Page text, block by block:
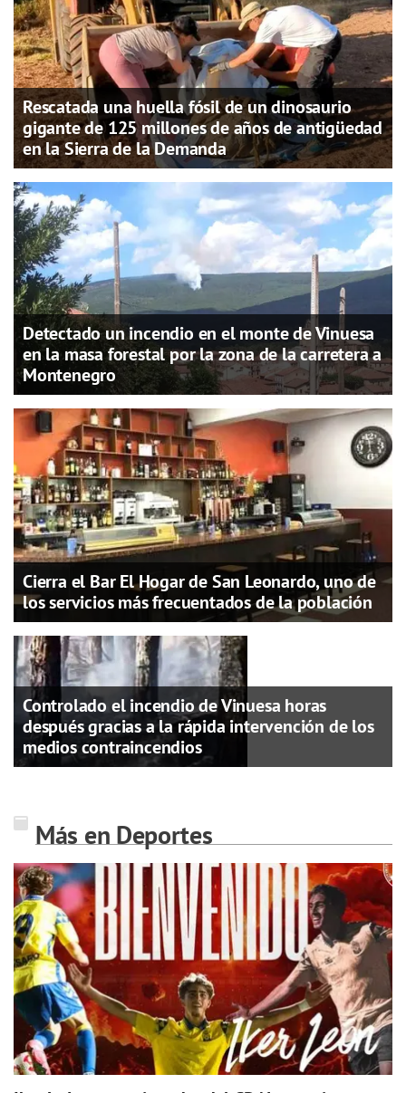
Rescatada una huella fósil de un dinosaurio
gigante de 125 millones de años de antigüedad
en la Sierra de la Demanda
Detectado un incendio en el monte de Vinuesa
en la masa forestal por la zona de la carretera a
Montenegro
Cierra el Bar El Hogar de San Leonardo, uno de
los servicios más frecuentados de la población
Controlado el incendio de Vinuesa horas
después gracias a la rápida intervención de los
medios contraincendios
Más en Deportes